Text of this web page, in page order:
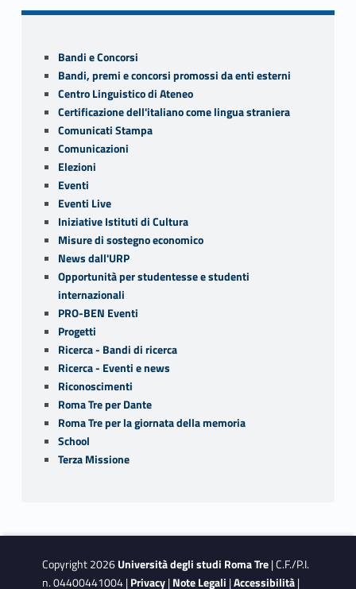
Sidebar
Bandi e Concorsi
Bandi, premi e concorsi promossi da enti esterni
Centro Linguistico di Ateneo
Certificazione dell'italiano come lingua straniera
Comunicati Stampa
Comunicazioni
Elezioni
Eventi
Eventi Live
Iniziative Istituti di Cultura
Misure di sostegno economico
News dall'URP
Opportunità per studentesse e studenti
internazionali
PRO-BEN Eventi
Progetti
Ricerca - Bandi di ricerca
Ricerca - Eventi e news
Riconoscimenti
Roma Tre per Dante
Roma Tre per la giornata della memoria
School
Terza Missione
Copyright 2026Università degli studi Roma Tre| C.F./P.I.
n. 04400441004 |Privacy|Note Legali |Accessibilità|